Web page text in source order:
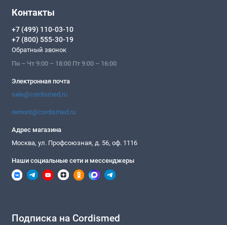
Контакты
+7 (499) 110-03-10
+7 (800) 555-30-19
Обратный звонок
Пн – Чт 9:00 – 18:00 Пт 9:00 – 16:00
Электронная почта
sale@cordismed.ru
remont@cordismed.ru
Адрес магазина
Москва, ул. Профсоюзная, д. 56, оф. 1116
Наши социальные сети и мессенджеры
Подписка на Cordismed